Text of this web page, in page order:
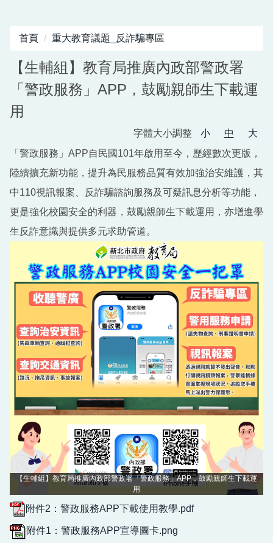
首頁 重大教育議題_反詐騙專區
【生輔組】教育局推廣內政部警政署
「警政服務」APP，鼓勵親師生下載運
用
字體大小調整 小 中
大
「警政服務」APP自民國101年啟用至今，歷經數次更版，
陸續擴充新功能，提升為民服務品質有效加強治安維護，其
中110視訊報案、反詐騙諮詢服務及可疑訊息分析等功能，
更是強化校園安全的利器，鼓勵親師生下載運用，亦增進學
生反詐意識與提供多元求助管道。
【生輔組】教育局推廣內政部警政署「警政服務」APP，鼓勵親師生下載運
用
附件2：警政服務APP下載使用教學.pdf
附件1：警政服務APP宣導圖卡.png